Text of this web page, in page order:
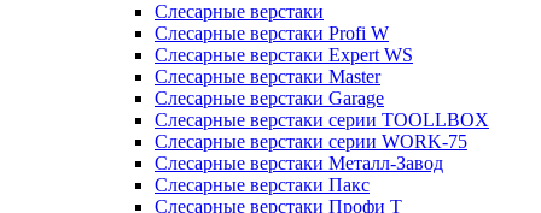
Слесарные верстаки
Слесарные верстаки Profi W
Слесарные верстаки Expert WS
Слесарные верстаки Master
Слесарные верстаки Garage
Слесарные верстаки серии TOOLLBOX
Слесарные верстаки серии WORK-75
Слесарные верстаки Металл-Завод
Слесарные верстаки Пакс
Слесарные верстаки Профи Т